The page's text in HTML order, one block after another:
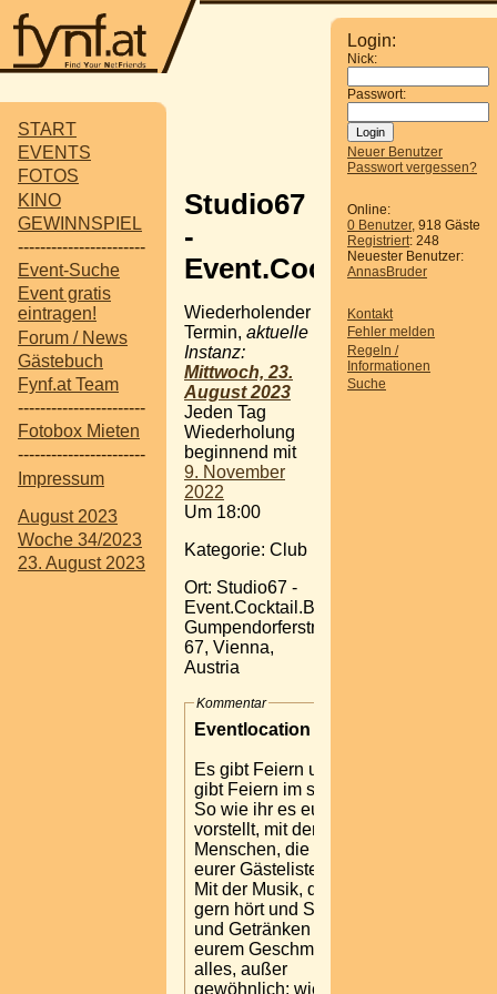
START
EVENTS
FOTOS
KINO
GEWINNSPIEL
-----------------------
Event-Suche
Event gratis
eintragen!
Forum / News
Gästebuch
Fynf.at Team
-----------------------
Fotobox Mieten
-----------------------
Impressum
August 2023
Woche 34/2023
23. August 2023
Login:
Nick:
Passwort:
Neuer Benutzer
Passwort vergessen?
Online:
0 Benutzer, 918 Gäste
Registriert: 248
Neuester Benutzer:
AnnasBruder
Kontakt
Fehler melden
Regeln /
Informationen
Suche
Studio67
-
Event.Cocktail.Bar
Wiederholender
Termin, aktuelle
Instanz:
Mittwoch, 23.
August 2023
Jeden Tag
Wiederholung
beginnend mit
9. November
2022
Um 18:00
Kategorie: Club
Ort: Studio67 -
Event.Cocktail.Bar
Gumpendorferstrasse
67, Vienna,
Austria
Kommentar
Eventlocation in Wien
Es gibt Feiern und es
gibt Feiern im studio67.
So wie ihr es euch
vorstellt, mit den
Menschen, die ihr auf
eurer Gästeliste habt.
Mit der Musik, die ihr
gern hört und Speisen
und Getränken nach
eurem Geschmack. Also
alles, außer
gewöhnlich: wie das